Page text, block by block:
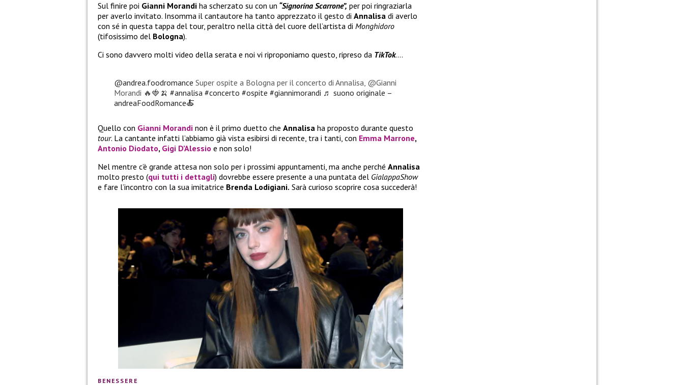
Sul finire poi Gianni Morandi ha scherzato su con un “Signorina Scarrone”, per poi ringraziarla
per averlo invitato. Insomma il cantautore ha tanto apprezzato il gesto di Annalisa di averlo
con sé in questa tappa del tour, peraltro nella città del cuore dell’artista di Monghidoro
(tifosissimo del Bologna).
Ci sono davvero molti video della serata e noi vi riproponiamo questo, ripreso da TikTok….
@andrea.foodromance Super ospite a Bologna per il concerto di Annalisa, @Gianni
Morandi 🔥🍓🍌 #annalisa #concerto #ospite #giannimorandi ♬ suono originale –
andreaFoodRomance🍝
Quello con Gianni Morandi non è il primo duetto che Annalisa ha proposto durante questo
tour. La cantante infatti l’abbiamo già vista esibirsi di recente, tra i tanti, con Emma Marrone,
Antonio Diodato, Gigi D’Alessio e non solo!
Nel mentre c’è grande attesa non solo per i prossimi appuntamenti, ma anche perché Annalisa
molto presto (qui tutti i dettagli) dovrebbe essere presente a una puntata del GialappaShow
e fare l’incontro con la sua imitatrice Brenda Lodigiani. Sarà curioso scoprire cosa succederà!
BENESSERE